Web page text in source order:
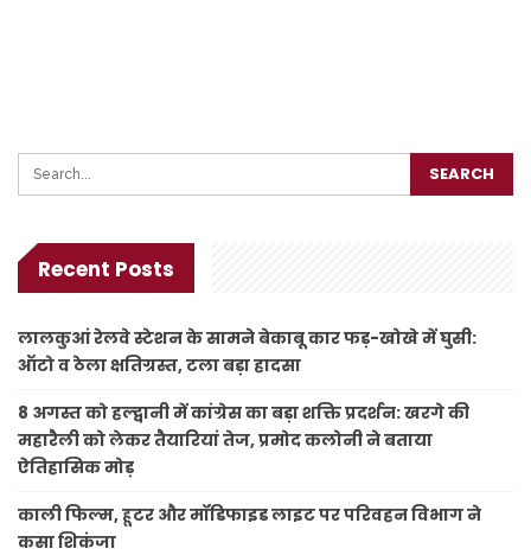
Recent Posts
लालकुआं रेलवे स्टेशन के सामने बेकाबू कार फड़-खोखे में घुसी:
ऑटो व ठेला क्षतिग्रस्त, टला बड़ा हादसा
8 अगस्त को हल्द्वानी में कांग्रेस का बड़ा शक्ति प्रदर्शन: खरगे की
महारैली को लेकर तैयारियां तेज, प्रमोद कलोनी ने बताया
ऐतिहासिक मोड़
काली फिल्म, हूटर और मॉडिफाइड लाइट पर परिवहन विभाग ने
कसा शिकंजा